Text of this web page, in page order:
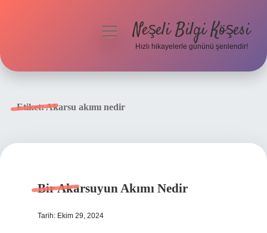
menüyüNeşeli Bilgi Köşesi
Hızlı hikayelerle gününü şenlendir!
Etiket:Akarsu akımı nedir
Bir Akarsuyun Akımı Nedir
Tarih: Ekim 29, 2024